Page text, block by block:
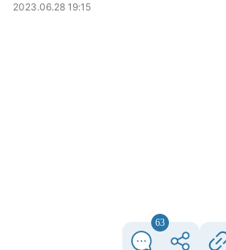
2023.06.28 19:15
63